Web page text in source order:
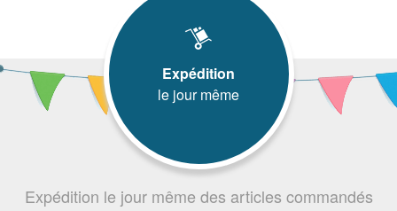
Expédition
le jour même
Expédition le jour même des articles commandés